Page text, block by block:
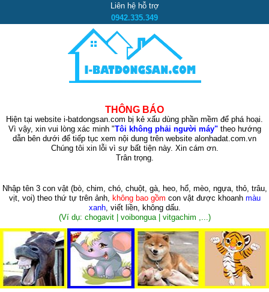
Liên hệ hỗ trợ
0942.335.349
THÔNG BÁO
Hiện tại website i-batdongsan.com bị kẻ xấu dùng phần mềm để phá hoại.
Vì vậy, xin vui lòng xác minh "Tôi không phải người máy"theo hướng
dẫn bên dưới để tiếp tục xem nội dung trên website alonhadat.com.vn
Chúng tôi xin lỗi vì sự bất tiện này. Xin cám ơn.
Trân trọng.
Nhập tên 3 con vật (bò, chim, chó, chuột, gà, heo, hổ, mèo, ngựa, thỏ, trâu,
vịt, voi)theo thứ tự trên ảnh, không bao gồm con vật được khoanh màu
xanh, viết liền, không dấu.
(Ví dụ: chogavit | voibongua | vitgachim ,...)